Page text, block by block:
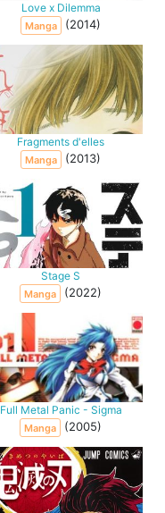
Love x Dilemma
Manga (2014)
Fragments d'elles
Manga (2013)
Stage S
Manga (2022)
Full Metal Panic - Sigma
Manga (2005)